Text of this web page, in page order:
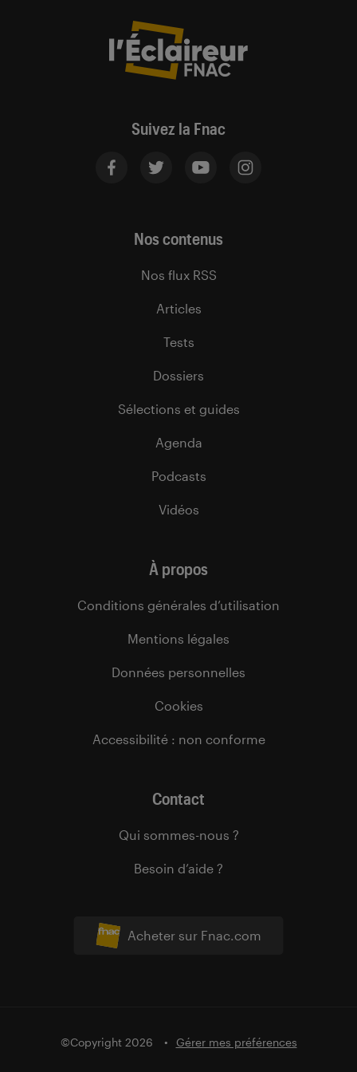
Suivez la Fnac
Acheter sur Fnac.com
Nos contenus
Nos flux RSS
Articles
Tests
Dossiers
Sélections et guides
Agenda
Podcasts
Vidéos
À propos
Conditions générales d’utilisation
Mentions légales
Données personnelles
Cookies
Accessibilité : non conforme
Contact
Qui sommes-nous ?
Besoin d’aide ?
©Copyright 2026 Gérer mes préférences